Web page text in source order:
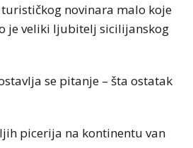
turističkog novinara malo koje
je veliki ljubitelj sicilijanskog
se pitanje – šta ostatak
picerija na kontinentu van